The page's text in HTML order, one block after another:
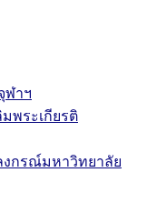
ฬาฯ
พระเกียรติ
งกรณ์มหาวิทยาลัย